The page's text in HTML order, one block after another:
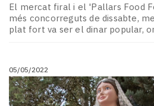
El mercat firal i el 'Pallars Food
més concorreguts de dissabte,
plat fort va ser el dinar popular,
05/05/2022